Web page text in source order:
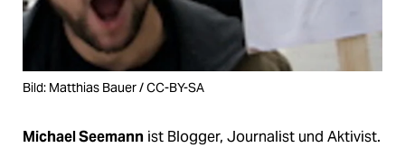
Bild: Matthias Bauer / CC-BY-SA
Michael Seemann ist Blogger, Journalist und Aktivist.